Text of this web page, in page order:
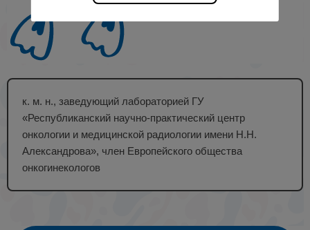
к. м. н., заведующий лабораторией ГУ
«Республиканский научно-практический центр
онкологии и медицинской радиологии имени Н.Н.
Александрова», член Европейского общества
онкогинекологов